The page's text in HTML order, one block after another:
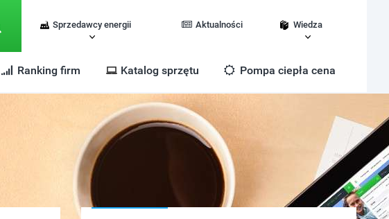
Sprzedawcy energii Aktualności Wiedza
Ranking firm Katalog sprzętu Pompa ciepła cena